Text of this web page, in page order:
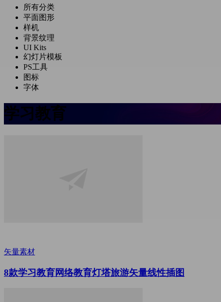
所有分类
平面图形
样机
背景纹理
UI Kits
幻灯片模板
PS工具
图标
字体
学习教育
矢量素材
8款学习教育网络教育灯塔旅游矢量线性插图